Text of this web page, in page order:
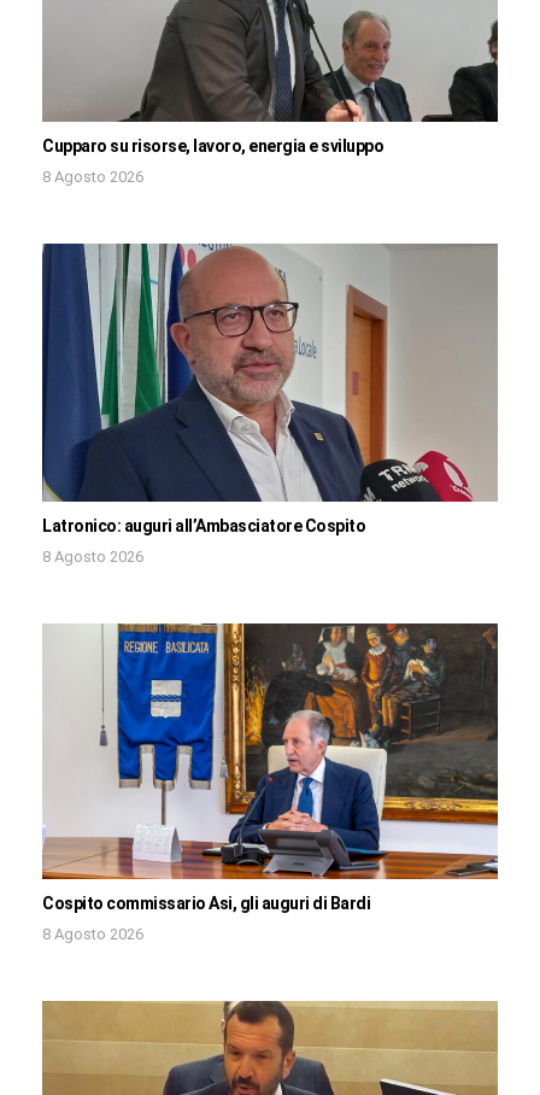
Cupparo su risorse, lavoro, energia e sviluppo
8 Agosto 2026
Latronico: auguri all’Ambasciatore Cospito
8 Agosto 2026
Cospito commissario Asi, gli auguri di Bardi
8 Agosto 2026